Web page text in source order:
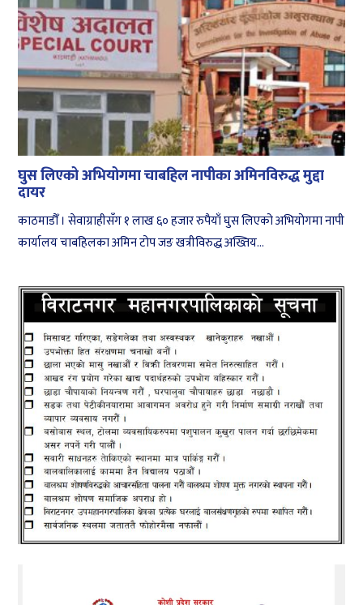
घुस लिएको अभियोगमा चाबहिल नापीका अमिनविरुद्ध मुद्दा
दायर
काठमाडौँ । सेवाग्राहीसँग १ लाख ६० हजार रुपैयाँ घुस लिएको अभियोगमा नापी
कार्यालय चाबहिलका अमिन टोप जङ खत्रीविरुद्ध अख्तिय...